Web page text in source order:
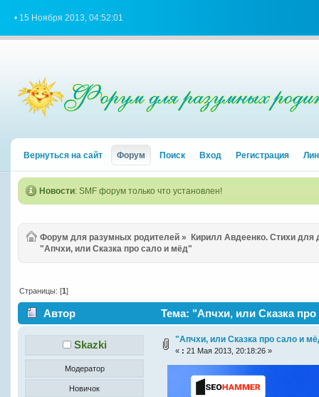
• 15 Ноября 2013, 04:52:01
Вернуться на сайт Форум Поиск Вход Регистрация
Новости: SMF форум только что установлен!
Форум для разумных родителей »
Кирилл Авдеенко. Стихи для
"Апчхи, или Сказка про сало и мёд"
Страницы: [1]
Автор Тема: "Апчхи, или Сказка
Skazki
Модератор
Новичок
"Апчхи, или Сказка про сало и
« : 21 Мая 2013, 20:18:26 »